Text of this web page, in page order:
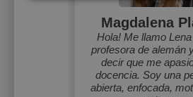
Magdalena
Hola! Me llamo
profesora de alemán
decir que me
docencia. Soy una
abierta, enfocada,